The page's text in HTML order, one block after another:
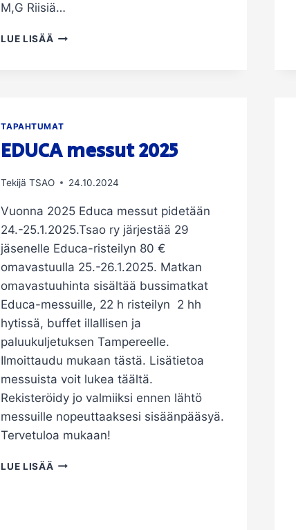
M,G Riisiä…
LUE LISÄÄ KEVÄTKOKOUS
TAPAHTUMAT
EDUCA messut 2025
Tekijä TSAO 24.10.2024
Vuonna 2025 Educa messut pidetään
24.-25.1.2025.Tsao ry järjestää 29
jäsenelle Educa-risteilyn 80 €
omavastuulla 25.-26.1.2025. Matkan
omavastuuhinta sisältää bussimatkat
Educa-messuille, 22 h risteilyn 2 hh
hytissä, buffet illallisen ja
paluukuljetuksen Tampereelle.
Ilmoittaudu mukaan tästä. Lisätietoa
messuista voit lukea täältä.
Rekisteröidy jo valmiiksi ennen lähtö
messuille nopeuttaaksesi sisäänpääsyä.
Tervetuloa mukaan!
LUE LISÄÄ EDUCA